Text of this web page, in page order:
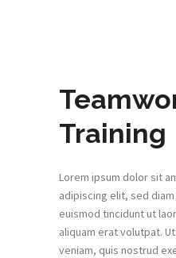
Training
Lorem ipsum dolor sit
adipiscing elit, sed diam
euismod tincidunt ut
aliquam erat volutpat.
veniam, quis nostrud